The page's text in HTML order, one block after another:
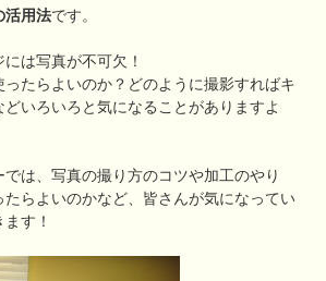
活用法です。
は写真が不可欠！
たらよいのか？どのように撮影すればキ
いろいろと気になることがありますよ
は、写真の撮り方のコツや加工のやり
らよいのかなど、皆さんが気になってい
す！